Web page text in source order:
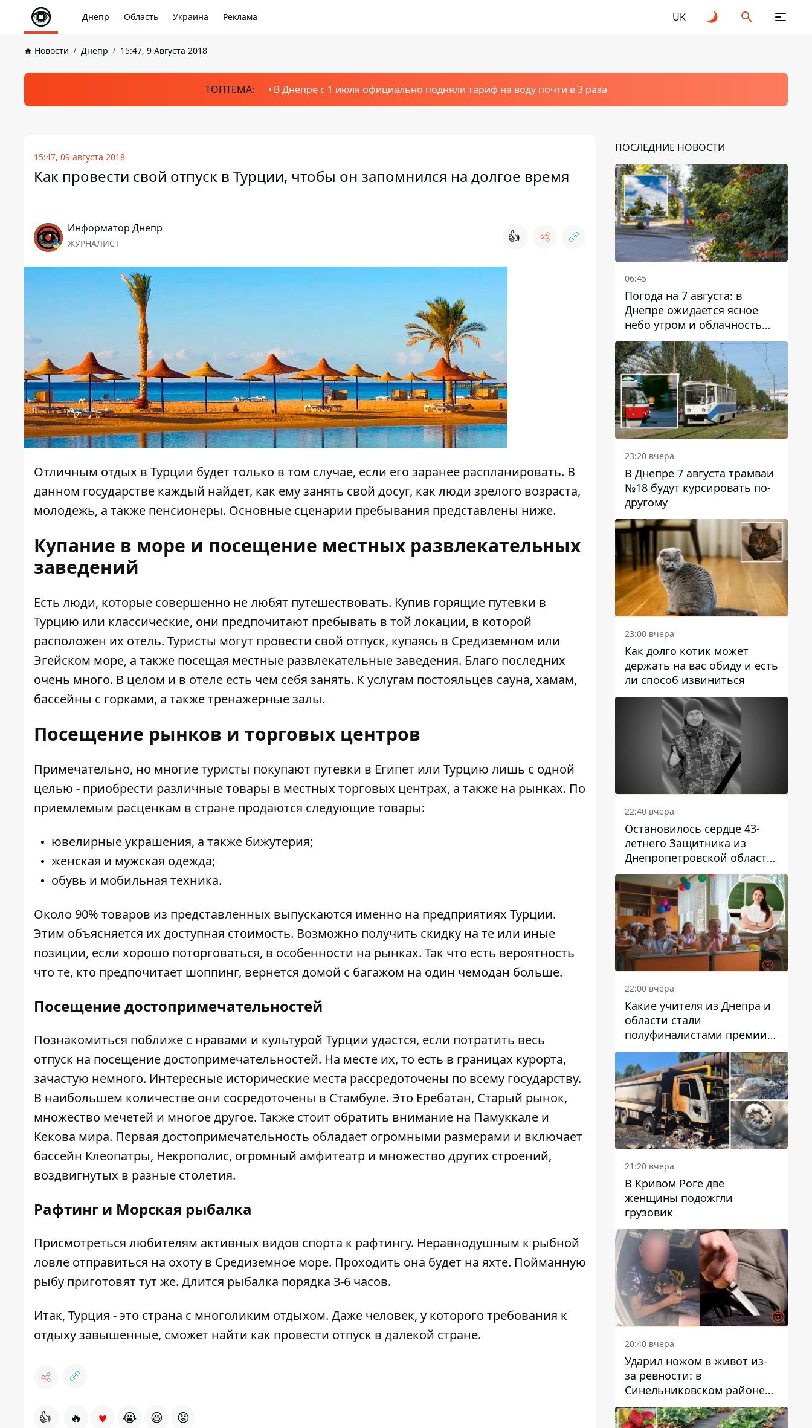
Днепр Область Украина Реклама UK
Новости Днепр 15:47, 9 Августа 2018
ТОПТЕМА: В Днепре с 1 июля официально подняли тариф на воду почти в 3 раза
15:47, 09 августа 2018
Как провести свой отпуск в Турции, чтобы он запомнился на долгое время
Информатор Днепр
ЖУРНАЛИСТ 👍
Отличным отдых в Турции будет только в том случае, если его заранее распланировать. В
данном государстве каждый найдет, как ему занять свой досуг, как люди зрелого возраста,
молодежь, а также пенсионеры. Основные сценарии пребывания представлены ниже.
Купание в море и посещение местных развлекательных
заведений
Есть люди, которые совершенно не любят путешествовать. Купив горящие путевки в
Турцию или классические, они предпочитают пребывать в той локации, в которой
расположен их отель. Туристы могут провести свой отпуск, купаясь в Средиземном или
Эгейском море, а также посещая местные развлекательные заведения. Благо последних
очень много. В целом и в отеле есть чем себя занять. К услугам постояльцев сауна, хамам,
бассейны с горками, а также тренажерные залы.
Посещение рынков и торговых центров
Примечательно, но многие туристы покупают путевки в Египет или Турцию лишь с одной
целью - приобрести различные товары в местных торговых центрах, а также на рынках. По
приемлемым расценкам в стране продаются следующие товары:
ювелирные украшения, а также бижутерия;
женская и мужская одежда;
обувь и мобильная техника.
Около 90% товаров из представленных выпускаются именно на предприятиях Турции.
Этим объясняется их доступная стоимость. Возможно получить скидку на те или иные
позиции, если хорошо поторговаться, в особенности на рынках. Так что есть вероятность
что те, кто предпочитает шоппинг, вернется домой с багажом на один чемодан больше.
Посещение достопримечательностей
Познакомиться поближе с нравами и культурой Турции удастся, если потратить весь
отпуск на посещение достопримечательностей. На месте их, то есть в границах курорта,
зачастую немного. Интересные исторические места рассредоточены по всему государству.
В наибольшем количестве они сосредоточены в Стамбуле. Это Еребатан, Старый рынок,
множество мечетей и многое другое. Также стоит обратить внимание на Памуккале и
Кекова мира. Первая достопримечательность обладает огромными размерами и включает
бассейн Клеопатры, Некрополис, огромный амфитеатр и множество других строений,
воздвигнутых в разные столетия.
Рафтинг и Морская рыбалка
Присмотреться любителям активных видов спорта к рафтингу. Неравнодушным к рыбной
ловле отправиться на охоту в Средиземное море. Проходить она будет на яхте. Пойманную
рыбу приготовят тут же. Длится рыбалка порядка 3-6 часов.
Итак, Турция - это страна с многоликим отдыхом. Даже человек, у которого требования к
отдыху завышенные, сможет найти как провести отпуск в далекой стране.
👍 🔥 ♥ 😭 😆 😡
ПОСЛЕДНИЕ НОВОСТИ
06:45
Погода на 7 августа: в
Днепре ожидается ясное
небо утром и облачность
после обеда
23:20 вчера
В Днепре 7 августа трамваи
№18 будут курсировать по-
другому
23:00 вчера
Как долго котик может
держать на вас обиду и есть
ли способ извиниться
22:40 вчера
Остановилось сердце 43-
летнего Защитника из
Днепропетровской области
Евгения Зинченко
22:00 вчера
Какие учителя из Днепра и
области стали
полуфиналистами премии
Global Teacher Prize Ukraine
2026
21:20 вчера
В Кривом Роге две
женщины подожгли
грузовик
20:40 вчера
Ударил ножом в живот из-
за ревности: в
Синельниковском районе
задержали 49-летнего
мужчину за убийство